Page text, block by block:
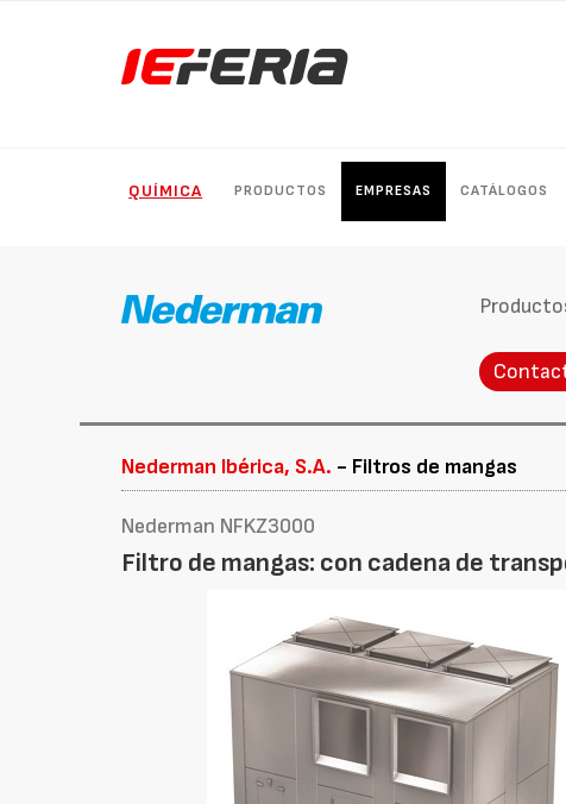
QUÍMICA PRODUCTOS EMPRESAS CATÁLOGOS
Nederman Ibérica, S.A. - Filtros de mangas
Nederman NFKZ3000
Filtro de mangas: con cadena de